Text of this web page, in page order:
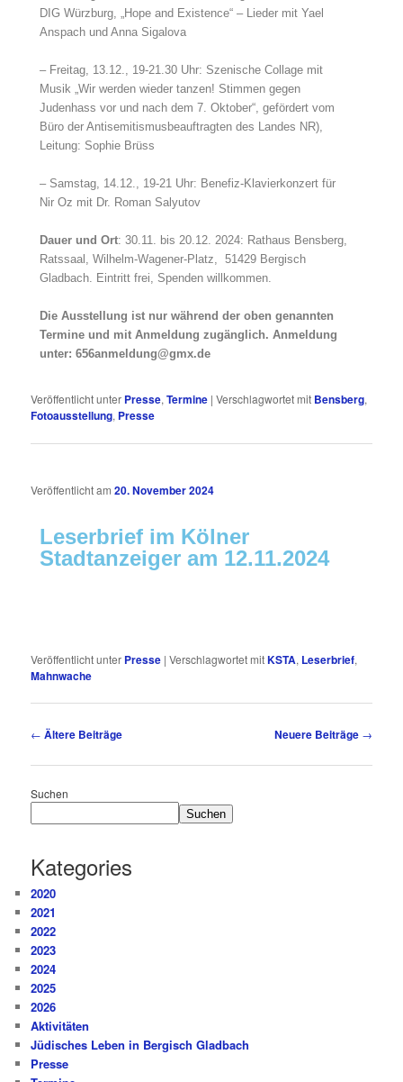
DIG Würzburg, „Hope and Existence“ – Lieder mit Yael
Anspach und Anna Sigalova
– Freitag, 13.12., 19-21.30 Uhr: Szenische Collage mit
Musik „Wir werden wieder tanzen! Stimmen gegen
Judenhass vor und nach dem 7. Oktober“, gefördert vom
Büro der Antisemitismusbeauftragten des Landes NR),
Leitung: Sophie Brüss
– Samstag, 14.12., 19-21 Uhr: Benefiz-Klavierkonzert für
Nir Oz mit Dr. Roman Salyutov
Dauer und Ort: 30.11. bis 20.12. 2024: Rathaus Bensberg,
Ratssaal, Wilhelm-Wagener-Platz, 51429 Bergisch
Gladbach. Eintritt frei, Spenden willkommen.
Die Ausstellung ist nur während der oben genannten
Termine und mit Anmeldung zugänglich. Anmeldung
unter: 656anmeldung@gmx.de
Veröffentlicht unter Presse,Termine |Verschlagwortet mit Bensberg,
Fotoausstellung, Presse
Veröffentlicht am20. November 2024
Leserbrief im Kölner
Stadtanzeiger am 12.11.2024
Veröffentlicht unter Presse |Verschlagwortet mitKSTA, Leserbrief,
Mahnwache
Beitragsnavigation
← Ältere Beiträge Neuere Beiträge →
Suchen
Suchen
Kategories
2020
2021
2022
2023
2024
2025
2026
Aktivitäten
Jüdisches Leben in Bergisch Gladbach
Presse